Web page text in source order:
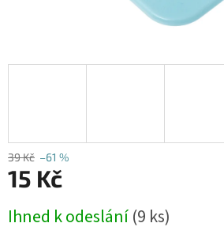
39 Kč –61 %
15 Kč
cena:
Ihned k odeslání(9 ks)